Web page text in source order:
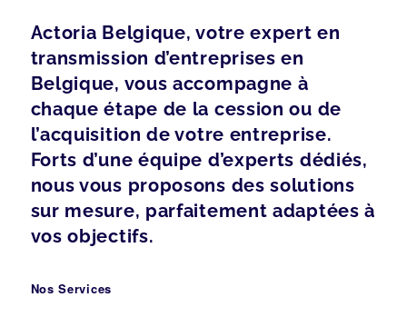
Actoria Belgique, votre expert en
transmission d’entreprises en
Belgique, vous accompagne à
chaque étape de la cession ou de
l’acquisition de votre entreprise.
Forts d’une équipe d’experts dédiés,
nous vous proposons des solutions
sur mesure, parfaitement adaptées à
vos objectifs.
Nos Services